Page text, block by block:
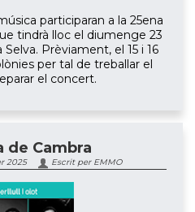
participaran a la 25ena
tindrà lloc el diumenge 23
Prèviament, el 15 i 16
per tal de treballar el
el concert.
de Cambra
2025 Escrit per EMMO